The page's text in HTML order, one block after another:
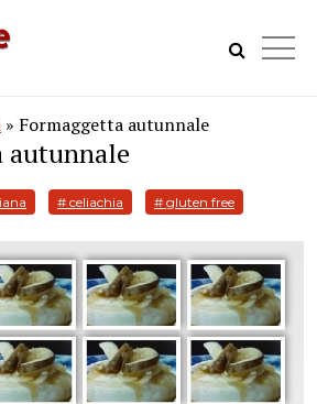
» Formaggetta autunnale
autunnale
# celiachia # gluten free